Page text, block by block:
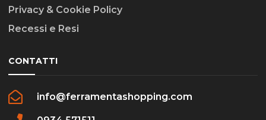
Privacy & Cookie Policy
Recessi e Resi
CONTATTI
info@ferramentashopping.com